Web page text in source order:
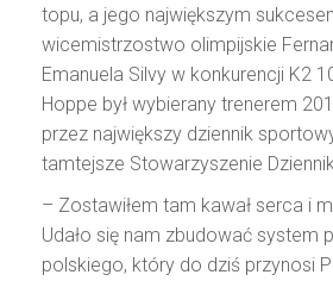
topu, a jego największym
wicemistrzostwo olimpijskie
Emanuela Silvy w konkurencji K2
Hoppe był wybierany trenerem
przez największy dziennik
tamtejsze Stowarzyszenie
– Zostawiłem tam kawał serca i
Udało się nam zbudować system
polskiego, który do dziś przynosi